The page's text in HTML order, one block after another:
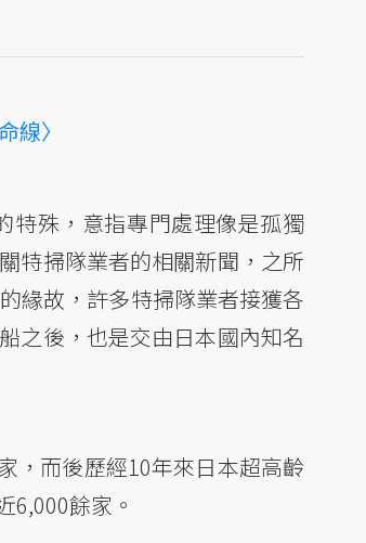
線〉
特殊，意指專門處理像是孤獨
特掃隊業者的相關新聞，之所
緣故，許多特掃隊業者接獲各
之後，也是交由日本國內知名
，而後歷經10年來日本超高齡
6,000餘家。